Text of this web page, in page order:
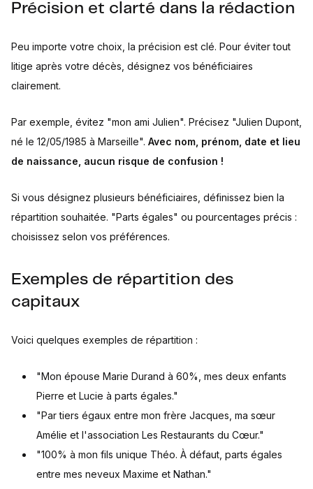
Précision et clarté dans la rédaction
Peu importe votre choix, la précision est clé. Pour éviter tout
litige après votre décès, désignez vos bénéficiaires
clairement.
Par exemple, évitez "mon ami Julien". Précisez "Julien Dupont,
né le 12/05/1985 à Marseille". Avec nom, prénom, date et lieu
de naissance, aucun risque de confusion !
Si vous désignez plusieurs bénéficiaires, définissez bien la
répartition souhaitée. "Parts égales" ou pourcentages précis :
choisissez selon vos préférences.
Exemples de répartition des
capitaux
Voici quelques exemples de répartition :
"Mon épouse Marie Durand à 60%, mes deux enfants
Pierre et Lucie à parts égales."
"Par tiers égaux entre mon frère Jacques, ma sœur
Amélie et l'association Les Restaurants du Cœur."
"100% à mon fils unique Théo. À défaut, parts égales
entre mes neveux Maxime et Nathan."